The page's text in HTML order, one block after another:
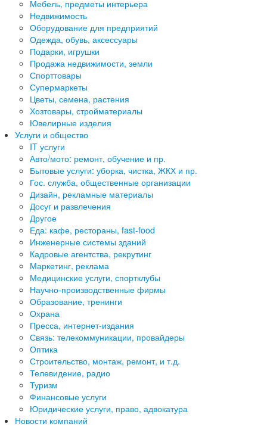
Мебель, предметы интерьера
Недвижимость
Оборудование для предприятий
Одежда, обувь, аксессуары
Подарки, игрушки
Продажа недвижимости, земли
Спорттовары
Супермаркеты
Цветы, семена, растения
Хозтовары, стройматериалы
Ювелирные изделия
Услуги и общество
IT услуги
Авто/мото: ремонт, обучение и пр.
Бытовые услуги: уборка, чистка, ЖКХ и пр.
Гос. служба, общественные организации
Дизайн, рекламные материалы
Досуг и развлечения
Другое
Еда: кафе, рестораны, fast-food
Инженерные системы зданий
Кадровые агентства, рекрутинг
Маркетинг, реклама
Медицинские услуги, спортклубы
Научно-производственные фирмы
Образование, тренинги
Охрана
Пресса, интернет-издания
Связь: телекоммуникации, провайдеры
Оптика
Строительство, монтаж, ремонт, и т.д.
Телевидение, радио
Туризм
Финансовые услуги
Юридические услуги, право, адвокатура
Новости компаний